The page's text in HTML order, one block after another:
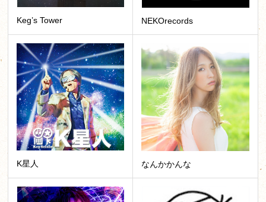
Keg’s Tower NEKOrecords
K星人 なんかかんな